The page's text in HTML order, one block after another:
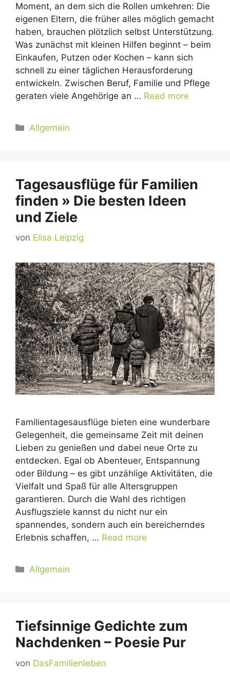
Moment, an dem sich die Rollen umkehren: Die
eigenen Eltern, die früher alles möglich gemacht
haben, brauchen plötzlich selbst Unterstützung.
Was zunächst mit kleinen Hilfen beginnt – beim
Einkaufen, Putzen oder Kochen – kann sich
schnell zu einer täglichen Herausforderung
entwickeln. Zwischen Beruf, Familie und Pflege
geraten viele Angehörige an … Read more
Kategorien
Allgemein
Tagesausflüge für Familien
finden » Die besten Ideen
und Ziele
von Elisa Leipzig
Familientagesausflüge bieten eine wunderbare
Gelegenheit, die gemeinsame Zeit mit deinen
Lieben zu genießen und dabei neue Orte zu
entdecken. Egal ob Abenteuer, Entspannung
oder Bildung – es gibt unzählige Aktivitäten, die
Vielfalt und Spaß für alle Altersgruppen
garantieren. Durch die Wahl des richtigen
Ausflugsziele kannst du nicht nur ein
spannendes, sondern auch ein bereicherndes
Erlebnis schaffen, … Read more
Kategorien
Allgemein
Tiefsinnige Gedichte zum
Nachdenken – Poesie Pur
von DasFamilienleben